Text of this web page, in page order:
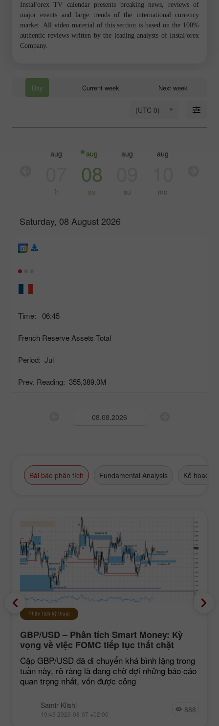
InstaForex TV calendar presents breaking news, reviews of
major events and large trends of the international currency
market. All video material of this section is based on the 100%
authentic reviews written by the leading analysts of InstaForex
Company.
Day Current week Next week
(UTC 0)
aug
fr
aug
08
sa
aug
su
aug
mo
Saturday, 08 August 2026
Time: 06:45
French Reserve Assets Total
Period: Jul
Prev. Reading: 355,389.0M
Bài báo phân tích Fundamental Analysis Kế hoạch
Phân tích kỹ thuật
GBP/USD – Phân tích Smart Money: Kỳ
vọng về việc FOMC tiếp tục thắt chặt
chính sách vẫn ở mức thấp
Cặp GBP/USD đã di chuyển khá bình lặng trong
tuần này, rõ ràng là đang chờ đợi những báo cáo
quan trọng nhất, vốn được công
Samir Klishi
19:43 2026-08-07 +02:00 888